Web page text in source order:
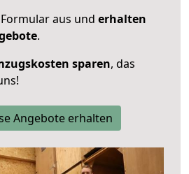
aus und erhalten
.
sparen, das
Angebote erhalten